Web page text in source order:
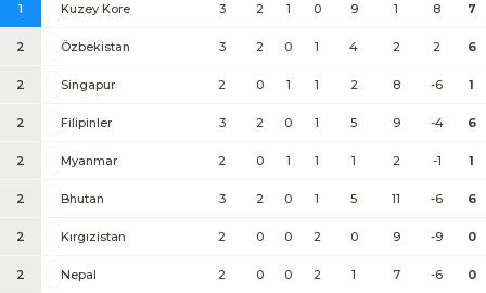
1 Kuzey Kore 3 2 1 0 9 1 8 7
2 Özbekistan 3 2 0 1 4 2 2 6
2 Singapur 2 0 1 1 2 8 -6 1
2 Filipinler 3 2 0 1 5 9 -4 6
2 Myanmar 2 0 1 1 1 2 -1 1
2 Bhutan 3 2 0 1 5 11 -6 6
2 Kırgızistan 2 0 0 2 0 9 -9 0
2 Nepal 2 0 0 2 1 7 -6 0